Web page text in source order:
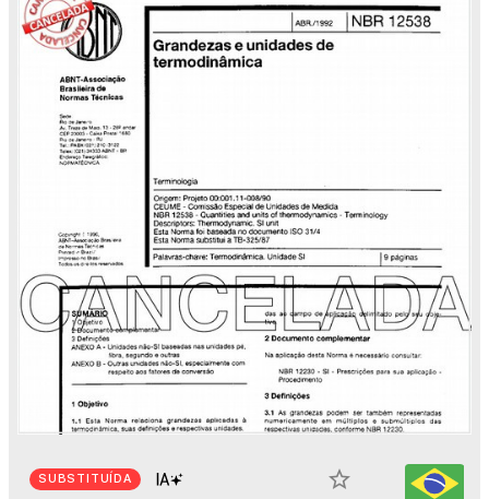
SUBSTITUÍDA
star_border